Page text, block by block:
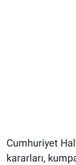
Cumhuriyet
kararları,